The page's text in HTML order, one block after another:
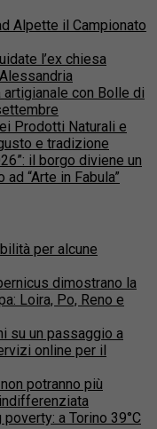
Alpette il Campionato
l’ex chiesa
con Bolle di
Prodotti Naturali e
e tradizione
il borgo diviene un
“Arte in Fabula”
per alcune
dimostrano la
Loira, Po, Reno e
su un passaggio a
online per il
potranno più
a Torino 39°C